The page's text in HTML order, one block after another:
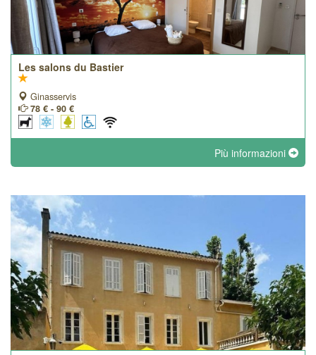
Les salons du Bastier
Ginasservis
78 € - 90 €
Più informazioni